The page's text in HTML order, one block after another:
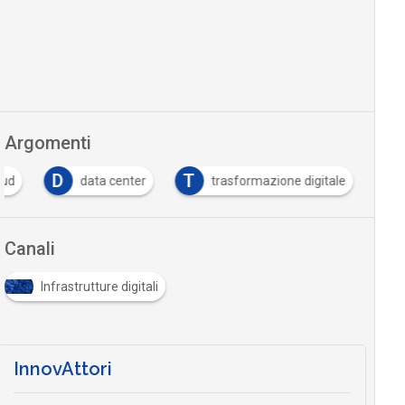
Argomenti
D data center T trasformazione digitale
Canali
Infrastrutture digitali
InnovAttori